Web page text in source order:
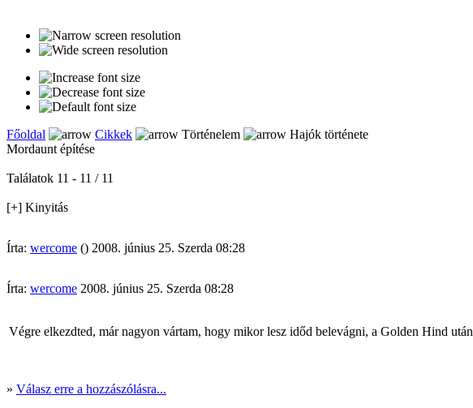
Főoldal Cikkek Történelem
Hajók története
Mordaunt építése
Találatok 11 - 11 / 11
[+] Kinyitás
Írta: wercome () 2008. június 25. Szerda 08:28
Írta: wercome 2008. június 25. Szerda 08:28
Végre elkezdted, már nagyon vártam, hogy mikor lesz időd belevágni, a Golden Hind
» Válasz erre a hozzászólásra...